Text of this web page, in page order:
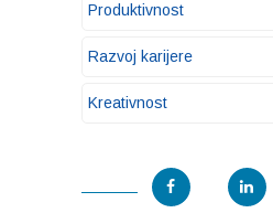
Produktivnost
Razvoj karijere
Kreativnost